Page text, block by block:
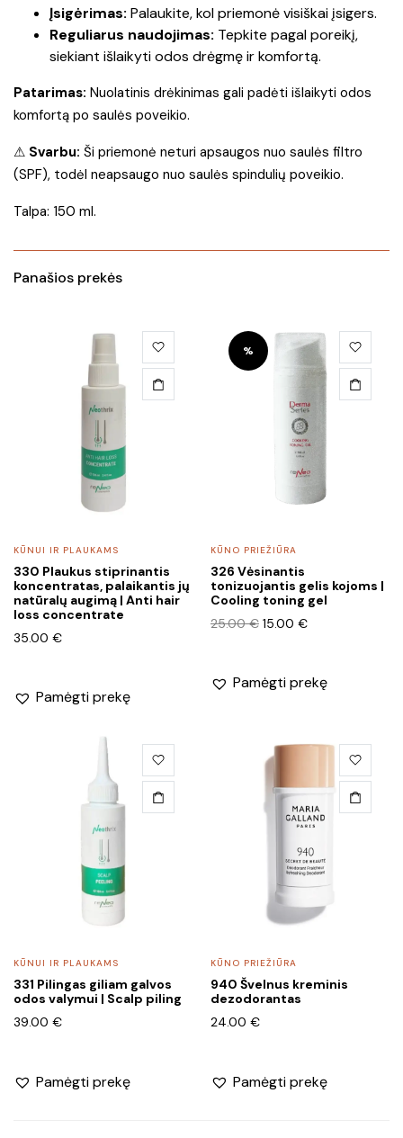
Įsigėrimas: Palaukite, kol priemonė visiškai įsigers.
Reguliarus naudojimas: Tepkite pagal poreikį,
siekiant išlaikyti odos drėgmę ir komfortą.
Patarimas: Nuolatinis drėkinimas gali padėti išlaikyti odos
komfortą po saulės poveikio.
⚠ Svarbu: Ši priemonė neturi apsaugos nuo saulės filtro
(SPF), todėl neapsaugo nuo saulės spindulių poveikio.
Talpa: 150 ml.
Panašios prekės
KŪNUI IR PLAUKAMS
330 Plaukus stiprinantis
koncentratas, palaikantis jų
natūralų augimą | Anti hair
loss concentrate
35.00 €
Pamėgti prekę
%
KŪNO PRIEŽIŪRA
326 Vėsinantis
tonizuojantis gelis kojoms |
Cooling toning gel
25.00€ Original
25.00 €.
15.00 €Current
15.00 €.
Pamėgti prekę
KŪNUI IR PLAUKAMS
331 Pilingas giliam galvos
odos valymui | Scalp piling
39.00 €
Pamėgti prekę
KŪNO PRIEŽIŪRA
940 Švelnus kreminis
dezodorantas
24.00 €
Pamėgti prekę